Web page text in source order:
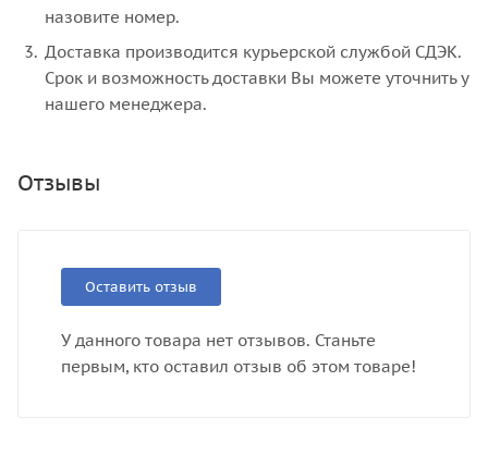
назовите номер.
Доставка производится курьерской службой СДЭК.
Срок и возможность доставки Вы можете уточнить у
нашего менеджера.
Отзывы
Оставить отзыв
У данного товара нет отзывов. Станьте
первым, кто оставил отзыв об этом товаре!